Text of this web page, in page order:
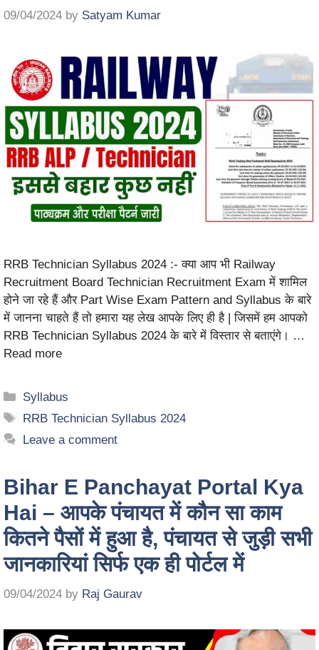
09/04/2024 by Satyam Kumar
RRB Technician Syllabus 2024 :- क्या आप भी Railway
Recruitment Board Technician Recruitment Exam में शामिल
होने जा रहे हैं और Part Wise Exam Pattern and Syllabus के बारे
में जानना चाहते हैं तो हमारा यह लेख आपके लिए ही है | जिसमें हम आपको
RRB Technician Syllabus 2024 के बारे में विस्तार से बताएंगे। …
Read more
Syllabus
RRB Technician Syllabus 2024
Leave a comment
Bihar E Panchayat Portal Kya
Hai – आपके पंचायत में कौन सा काम
कितने पैसों में हुआ है, पंचायत से जुड़ी सभी
जानकारियां सिर्फ एक ही पोर्टल में
09/04/2024 by Raj Gaurav